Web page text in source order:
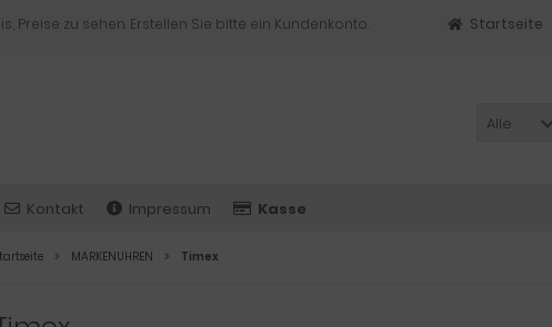
Preise zu sehen. Erstellen Sie bitte ein Kundenkonto. Startseite
Alle
Kontakt Impressum Kasse
MARKENUHREN Timex